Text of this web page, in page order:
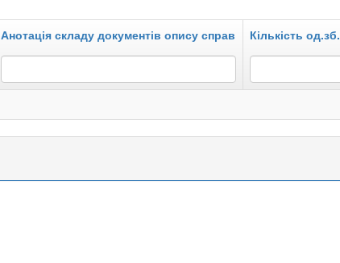
Анотація складу документів опису справ Кількість од.зб.